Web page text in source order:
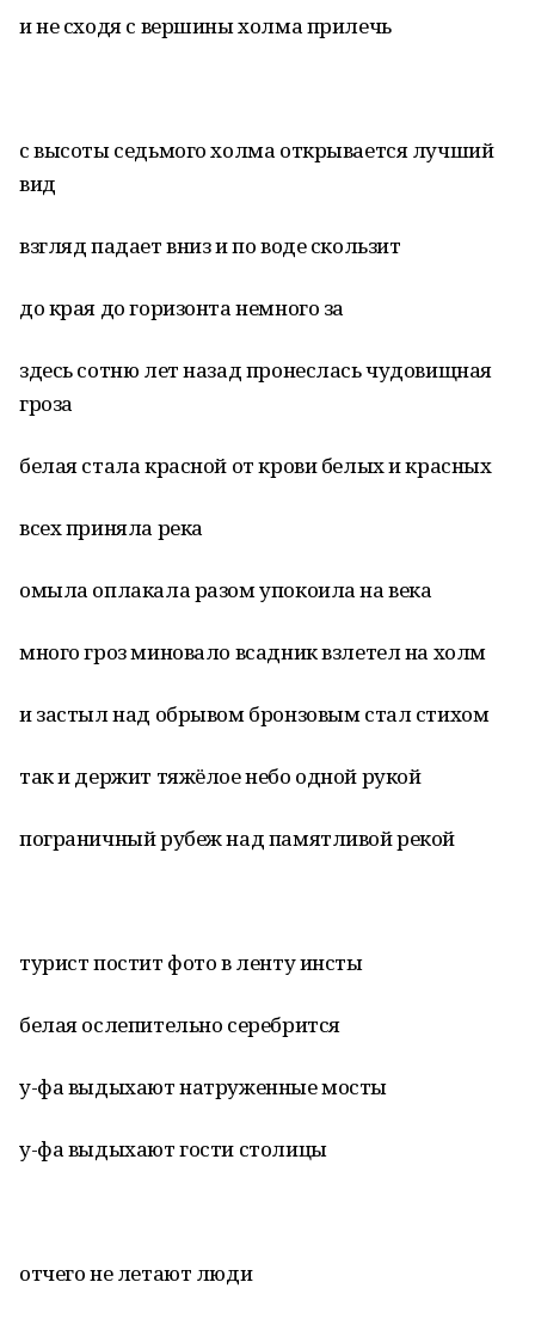
и не сходя с вершины холма прилечь
с высоты седьмого холма открывается лучший
вид
взгляд падает вниз и по воде скользит
до края до горизонта немного за
здесь сотню лет назад пронеслась чудовищная
гроза
белая стала красной от крови белых и красных
всех приняла река
омыла оплакала разом упокоила на века
много гроз миновало всадник взлетел на холм
и застыл над обрывом бронзовым стал стихом
так и держит тяжёлое небо одной рукой
пограничный рубеж над памятливой рекой
турист постит фото в ленту инсты
белая ослепительно серебрится
у-фа выдыхают натруженные мосты
у-фа выдыхают гости столицы
отчего не летают люди